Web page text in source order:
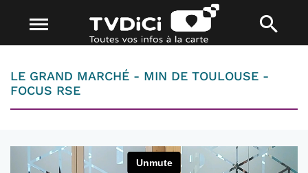
LE GRAND MARCHÉ - MIN DE TOULOUSE -
FOCUS RSE